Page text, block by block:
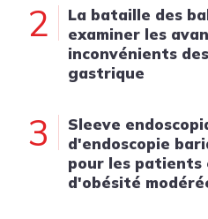
2
La bataille des
examiner les
inconvénients
gastrique
3
Sleeve
d'endoscopie
pour les patients
d'obésité